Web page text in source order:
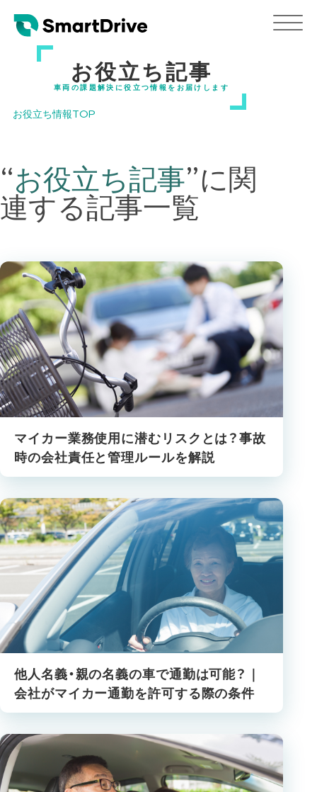
お役立ち記事
車両の課題解決に役立つ情報をお届けします
お役立ち情報TOP
“お役立ち記事”に関
連する記事一覧
マイカー業務使用に潜むリスクとは？事故
時の会社責任と管理ルールを解説
他人名義・親の名義の車で通勤は可能？｜
会社がマイカー通勤を許可する際の条件